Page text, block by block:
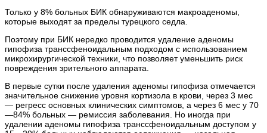
Только у 8% больных БИК обнаруживаются макроаденомы,
которые выходят за пределы турецкого седла.
Поэтому при БИК нередко проводится удаление аденомы
гипофиза транссфеноидальным подходом с использованием
микрохирургической техники, что позволяет уменьшить риск
повреждения зрительного аппарата.
В первые сутки после удаления аденомы гипофиза отмечается
значительное снижение уровня кортизола в крови, через 3 мес
— регресс основных клинических симптомов, а через 6 мес у 70
—84% больных — ремиссия заболевания. Но иногда при
удалении аденомы гипофиза транссфеноидальным доступом у